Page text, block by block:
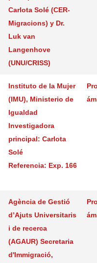
Carlota Solé (CER-
Migracions) y Dr.
Luk van
Langenhove
(UNU/CRISS)
Instituto de la Mujer
(IMU), Ministerio de
Igualdad
Investigadora
principal: Carlota
Solé
Referencia: Exp. 166
Agència de Gestió
d’Ajuts Universitaris
i de recerca
(AGAUR) Secretaria
d'Immigració,